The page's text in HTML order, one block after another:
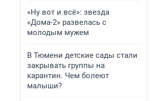
«Ну вот и всё»: звезда
«Дома-2» развелась с
молодым мужем
В Тюмени детские сады стали
закрывать группы на
карантин. Чем болеют
малыши?